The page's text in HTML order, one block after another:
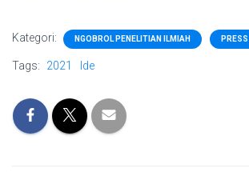
Kategori: NGOBROL PENELITIAN ILMIAH
Tags: 2021 Ide